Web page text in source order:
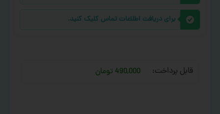
برای دریافت اطلاعات تماس کلیک کنید.
قابل پرداخت: 490,000 تومان